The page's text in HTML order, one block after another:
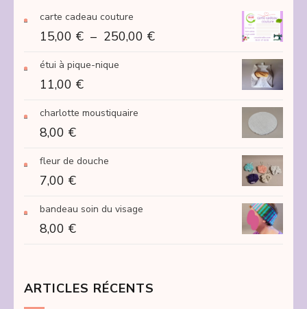
carte cadeau couture
15,00 € – 250,00 €Plage
étui à pique-nique
11,00 €
charlotte moustiquaire
8,00 €
fleur de douche
7,00 €
bandeau soin du visage
8,00 €
ARTICLES RÉCENTS